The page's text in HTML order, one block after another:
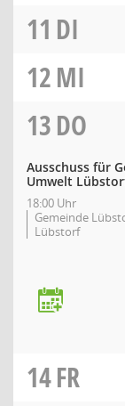
11 DI
12MI
13DO
Ausschuss für
Umwelt
18:00 Uhr
Gemeinde
Lübstorf
14FR